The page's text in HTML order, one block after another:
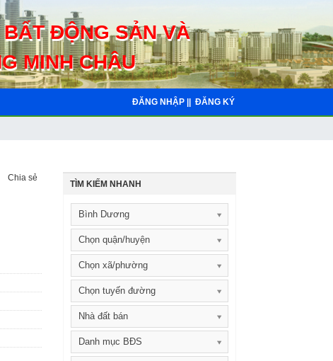
BẤT ĐỘNG SẢN VÀ
MINH CHÂU
ĐĂNG NHẬP || ĐĂNG KÝ
Chia sẻ
TÌM KIẾM NHANH
Bình Dương
Chọn quận/huyện
Chọn xã/phường
Chọn tuyến đường
Nhà đất bán
Danh mục BĐS